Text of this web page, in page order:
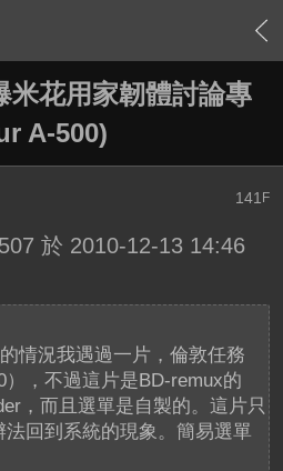
多媒體播放機與BD討論區 › 內
花用家韌體討論專
A-500)
141 F
於 2010-12-13 14:46
情況我遇過一片，倫敦任務
），不過這片是BD-remux的
，而且選單是自製的。這片只
回到系統的現象。簡易選單